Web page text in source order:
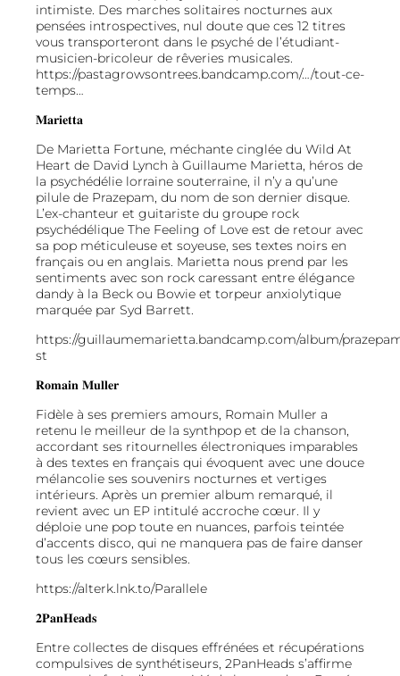
intimiste. Des marches solitaires nocturnes aux
pensées introspectives, nul doute que ces 12 titres
vous transporteront dans le psyché de l’étudiant-
musicien-bricoleur de rêveries musicales.
https://pastagrowsontrees.bandcamp.com/…/tout-ce-
temps…
𝐌𝐚𝐫𝐢𝐞𝐭𝐭𝐚
De Marietta Fortune, méchante cinglée du Wild At
Heart de David Lynch à Guillaume Marietta, héros de
la psychédélie lorraine souterraine, il n’y a qu’une
pilule de Prazepam, du nom de son dernier disque.
L’ex-chanteur et guitariste du groupe rock
psychédélique The Feeling of Love est de retour avec
sa pop méticuleuse et soyeuse, ses textes noirs en
français ou en anglais. Marietta nous prend par les
sentiments avec son rock caressant entre élégance
dandy à la Beck ou Bowie et torpeur anxiolytique
marquée par Syd Barrett.
https://guillaumemarietta.bandcamp.com/album/
st
𝐑𝐨𝐦𝐚𝐢𝐧 𝐌𝐮𝐥𝐥𝐞𝐫
Fidèle à ses premiers amours, Romain Muller a
retenu le meilleur de la synthpop et de la chanson,
accordant ses ritournelles électroniques imparables
à des textes en français qui évoquent avec une douce
mélancolie ses souvenirs nocturnes et vertiges
intérieurs. Après un premier album remarqué, il
revient avec un EP intitulé accroche cœur. Il y
déploie une pop toute en nuances, parfois teintée
d’accents disco, qui ne manquera pas de faire danser
tous les cœurs sensibles.
https://alterk.lnk.to/Parallele
𝟐𝐏𝐚𝐧𝐇𝐞𝐚𝐝𝐬
Entre collectes de disques effrénées et récupérations
compulsives de synthétiseurs, 2PanHeads s’affirme